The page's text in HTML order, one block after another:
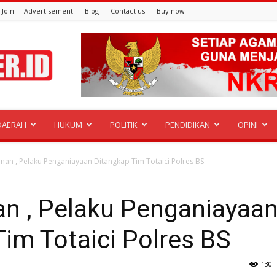
Advertisement Blog Contact us Buy now
HUKUM POLITIK PENDIDIKAN OPINI
, Pelaku Penganiayaan Ditangkap Tim Totaici Polres BS
, Pelaku Penganiayaan
Totaici Polres BS
130